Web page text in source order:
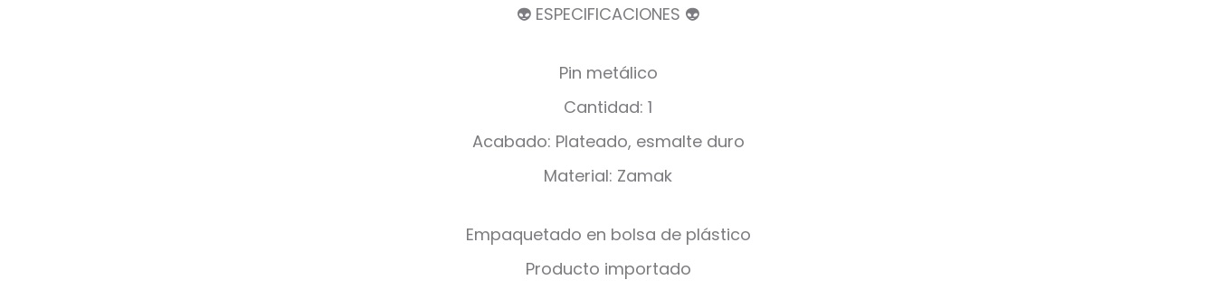
👽 ESPECIFICACIONES 👽
Pin metálico
Cantidad: 1
Acabado: Plateado, esmalte duro
Material: Zamak
Empaquetado en bolsa de plástico
Producto importado